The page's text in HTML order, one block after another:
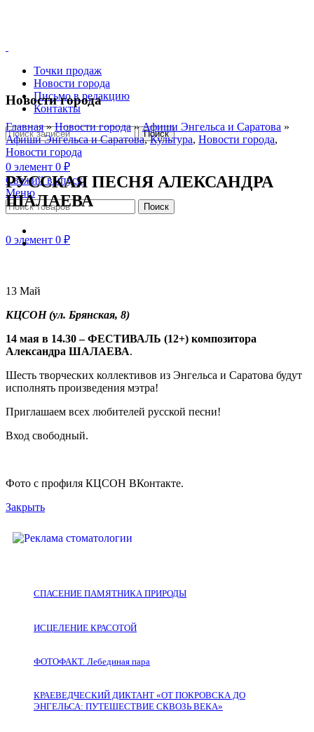
Точки продаж
Новости города
Письмо в редакцию
Контакты
Поиск
0 элемент 0 ₽
Свежий выпуск
Меню
Поиск
0 элемент 0 ₽
Новости города
Главная»Новости города»Афиши Энгельса и Саратова »
Афиши Энгельса и Саратова,Культура, Новости города,
Новости города
РУССКАЯ ПЕСНЯ АЛЕКСАНДРА
ШАЛАЕВА
13 Май
КЦСОН (ул. Брянская, 8)
14 мая в 14.30 – ФЕСТИВАЛЬ (12+) композитора
Александра ШАЛАЕВА.
Шесть творческих коллективов из Энгельса и Саратова будут
исполнять произведения мэтра!
Приглашаем всех любителей русской песни!
Вход свободный.
Фото с профиля КЦСОН ВКонтакте.
Закрыть
СПАСЕНИЕ ПАМЯТНИКА ПРИРОДЫ
ИСЦЕЛЕНИЕ КРАСОТОЙ
ФОТОФАКТ. Лебединая пара
КРАЕВЕДЧЕСКИЙ ДИКТАНТ «ОТ ПОКРОВСКА ДО
ЭНГЕЛЬСА: ПУТЕШЕСТВИЕ СКВОЗЬ ВЕКА»